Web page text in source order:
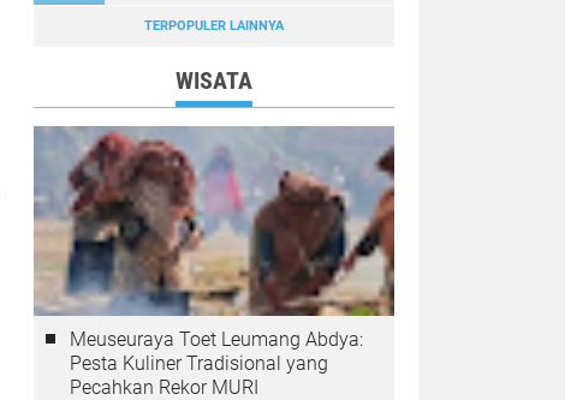
TERPOPULER LAINNYA
WISATA
Meuseuraya Toet Leumang Abdya:
Pesta Kuliner Tradisional yang
Pecahkan Rekor MURI